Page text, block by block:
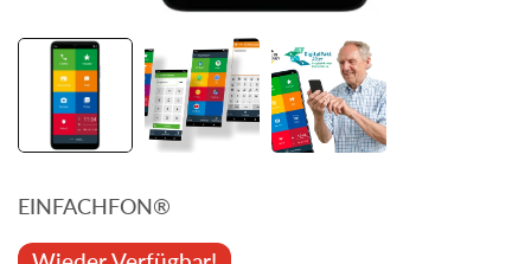
EINFACHFON®